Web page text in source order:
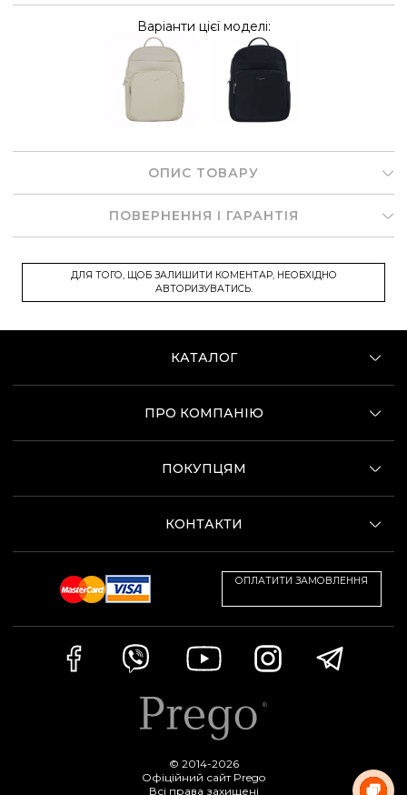
Варіанти цієї моделі:
ОПИС ТОВАРУ
ПОВЕРНЕННЯ І ГАРАНТІЯ
ДЛЯ ТОГО, ЩОБ ЗАЛИШИТИ КОМЕНТАР, НЕОБХІДНО
АВТОРИЗУВАТИСЬ.
КАТАЛОГ
ПРО КОМПАНІЮ
ПОКУПЦЯМ
КОНТАКТИ
ОПЛАТИТИ ЗАМОВЛЕННЯ
© 2014-2026
Офіційний сайт Prego
Всі права захищені